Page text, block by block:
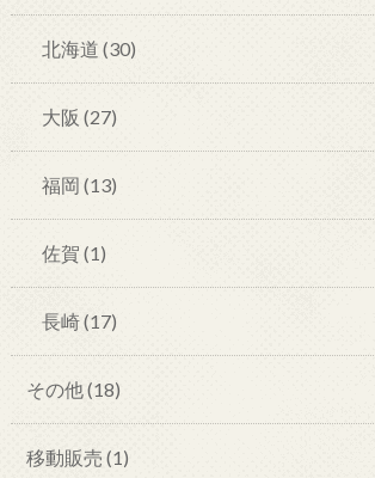
北海道 (30)
大阪 (27)
福岡 (13)
佐賀 (1)
長崎(17)
その他(18)
移動販売 (1)